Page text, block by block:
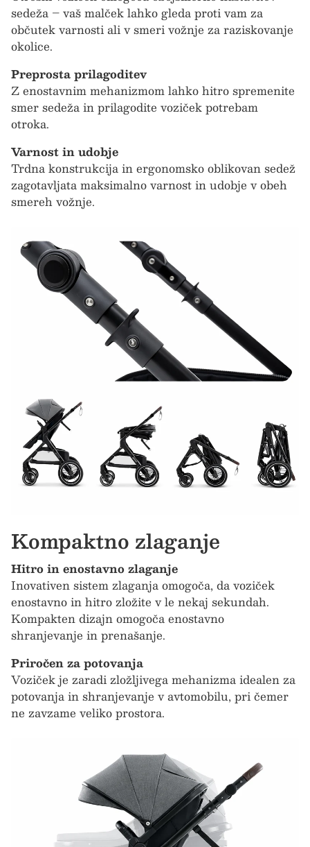
sedeža – vaš malček lahko gleda proti vam za
občutek varnosti ali v smeri vožnje za raziskovanje
okolice.
Preprosta prilagoditev
Z enostavnim mehanizmom lahko hitro spremenite
smer sedeža in prilagodite voziček potrebam
otroka.
Varnost in udobje
Trdna konstrukcija in ergonomsko oblikovan sedež
zagotavljata maksimalno varnost in udobje v obeh
smereh vožnje.
Kompaktno zlaganje
Hitro in enostavno zlaganje
Inovativen sistem zlaganja omogoča, da voziček
enostavno in hitro zložite v le nekaj sekundah.
Kompakten dizajn omogoča enostavno
shranjevanje in prenašanje.
Priročen za potovanja
Voziček je zaradi zložljivega mehanizma idealen za
potovanja in shranjevanje v avtomobilu, pri čemer
ne zavzame veliko prostora.